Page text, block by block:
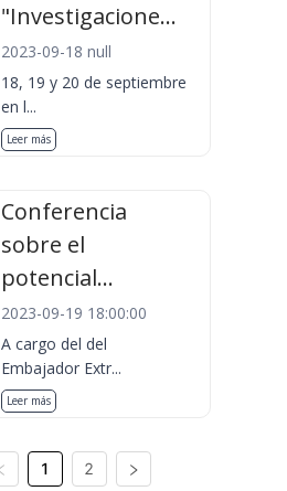
"Investigacione...
2023-09-18 null
18, 19 y 20 de septiembre
en l...
Leer más
Conferencia
sobre el
potencial...
2023-09-19 18:00:00
A cargo del del
Embajador Extr...
Leer más
1 2